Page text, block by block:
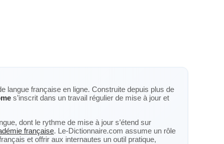
langue française en ligne. Construite depuis plus de
s’inscrit dans un travail régulier de mise à jour et
dont le rythme de mise à jour s’étend sur
française. Le-Dictionnaire.com assume un rôle
et offrir aux internautes un outil pratique,